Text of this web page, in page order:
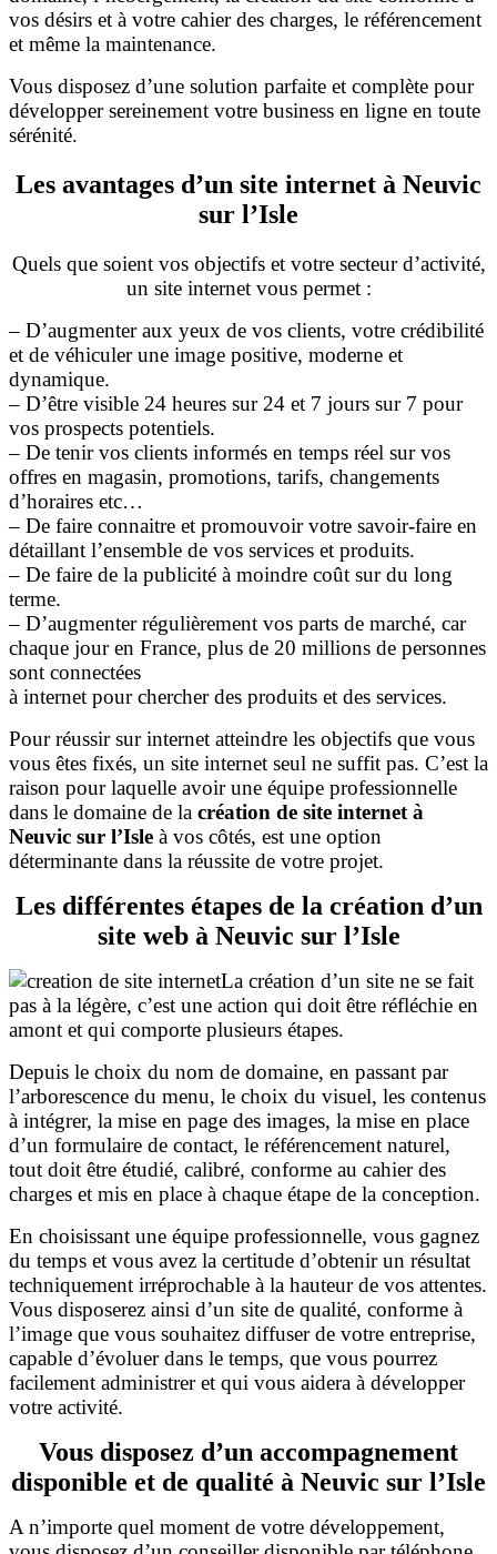
vos désirs et à votre cahier des charges, le référencement
et même la maintenance.
Vous disposez d’une solution parfaite et complète pour
développer sereinement votre business en ligne en toute
sérénité.
Les avantages d’un site internet à Neuvic
sur l’Isle
Quels que soient vos objectifs et votre secteur d’activité,
un site internet vous permet :
– D’augmenter aux yeux de vos clients, votre crédibilité
et de véhiculer une image positive, moderne et
dynamique.
– D’être visible 24 heures sur 24 et 7 jours sur 7 pour
vos prospects potentiels.
– De tenir vos clients informés en temps réel sur vos
offres en magasin, promotions, tarifs, changements
d’horaires etc…
– De faire connaitre et promouvoir votre savoir-faire en
détaillant l’ensemble de vos services et produits.
– De faire de la publicité à moindre coût sur du long
terme.
– D’augmenter régulièrement vos parts de marché, car
chaque jour en France, plus de 20 millions de personnes
sont connectées
à internet pour chercher des produits et des services.
Pour réussir sur internet atteindre les objectifs que vous
vous êtes fixés, un site internet seul ne suffit pas. C’est la
raison pour laquelle avoir une équipe professionnelle
dans le domaine de la création de site internet à
Neuvic sur l’Isle à vos côtés, est une option
déterminante dans la réussite de votre projet.
Les différentes étapes de la création d’un
site web à Neuvic sur l’Isle
La création d’un site ne se fait
pas à la légère, c’est une action qui doit être réfléchie en
amont et qui comporte plusieurs étapes.
Depuis le choix du nom de domaine, en passant par
l’arborescence du menu, le choix du visuel, les contenus
à intégrer, la mise en page des images, la mise en place
d’un formulaire de contact, le référencement naturel,
tout doit être étudié, calibré, conforme au cahier des
charges et mis en place à chaque étape de la conception.
En choisissant une équipe professionnelle, vous gagnez
du temps et vous avez la certitude d’obtenir un résultat
techniquement irréprochable à la hauteur de vos attentes.
Vous disposerez ainsi d’un site de qualité, conforme à
l’image que vous souhaitez diffuser de votre entreprise,
capable d’évoluer dans le temps, que vous pourrez
facilement administrer et qui vous aidera à développer
votre activité.
Vous disposez d’un accompagnement
disponible et de qualité à Neuvic sur l’Isle
A n’importe quel moment de votre développement,